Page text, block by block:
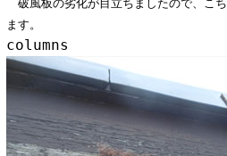
破風板の劣化が目立ちましたので、こ
ます。
columns